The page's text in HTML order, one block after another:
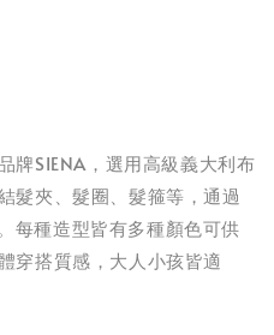
牌SIENA，選用高級義大利布
髮夾、髮圈、髮箍等，通過
每種造型皆有多種顏色可供
穿搭質感，大人小孩皆適